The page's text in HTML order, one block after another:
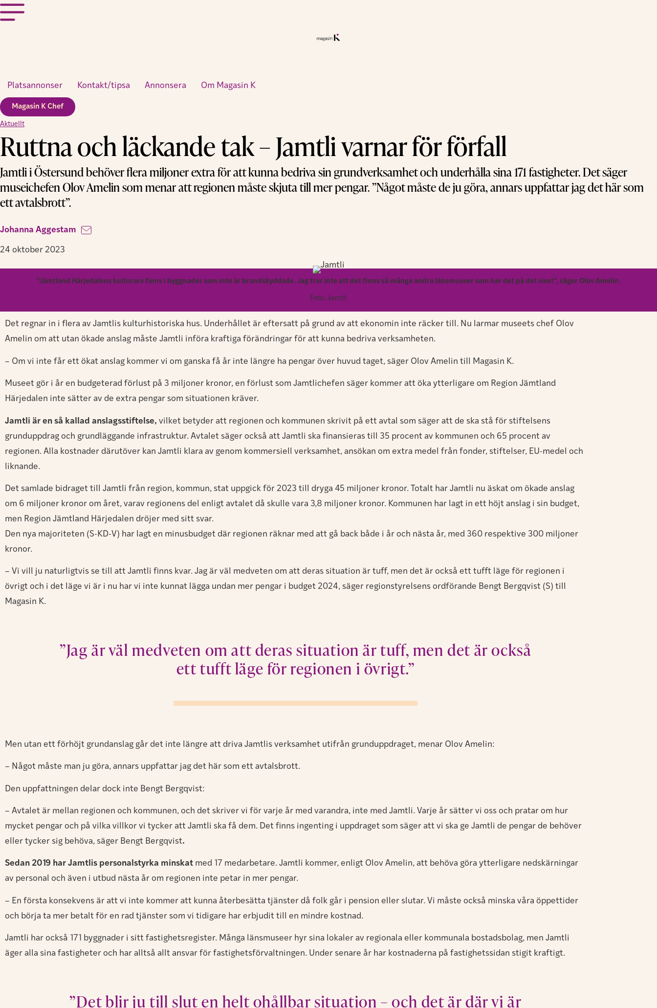
Platsannonser Kontakt/tipsa Annonsera Om Magasin K
Magasin K Chef
Aktuellt
Ruttna och läckande tak – Jamtli varnar för förfall
Jamtli i Östersund behöver flera miljoner extra för att kunna bedriva sin grundverksamhet och underhålla sina 171 fastigheter. Det säger
museichefen Olov Amelin som menar att regionen måste skjuta till mer pengar. ”Något måste de ju göra, annars uppfattar jag det här som
ett avtalsbrott”.
Johanna Aggestam
24 oktober 2023
"Jämtland Härjedalens kulturarv finns i byggnader som inte är brandskyddade. Jag tror inte att det finns så många andra länsmuseer som har det på det viset", säger Olov Amelin.
Foto: Jamtli
Det regnar in i flera av Jamtlis kulturhistoriska hus. Underhållet är eftersatt på grund av att ekonomin inte räcker till. Nu larmar museets chef Olov
Amelin om att utan ökade anslag måste Jamtli införa kraftiga förändringar för att kunna bedriva verksamheten.
– Om vi inte får ett ökat anslag kommer vi om ganska få år inte längre ha pengar över huvud taget, säger Olov Amelin till Magasin K.
Museet gör i år en budgeterad förlust på 3 miljoner kronor, en förlust som Jamtlichefen säger kommer att öka ytterligare om Region Jämtland
Härjedalen inte sätter av de extra pengar som situationen kräver.
Jamtli är en så kallad anslagsstiftelse, vilket betyder att regionen och kommunen skrivit på ett avtal som säger att de ska stå för stiftelsens
grunduppdrag och grundläggande infrastruktur. Avtalet säger också att Jamtli ska finansieras till 35 procent av kommunen och 65 procent av
regionen. Alla kostnader därutöver kan Jamtli klara av genom kommersiell verksamhet, ansökan om extra medel från fonder, stiftelser, EU-medel och
liknande.
Det samlade bidraget till Jamtli från region, kommun, stat uppgick för 2023 till dryga 45 miljoner kronor. Totalt har Jamtli nu äskat om ökade anslag
om 6 miljoner kronor om året, varav regionens del enligt avtalet då skulle vara 3,8 miljoner kronor. Kommunen har lagt in ett höjt anslag i sin budget,
men Region Jämtland Härjedalen dröjer med sitt svar.
Den nya majoriteten (S-KD-V) har lagt en minusbudget där regionen räknar med att gå back både i år och nästa år, med 360 respektive 300 miljoner
kronor.
– Vi vill ju naturligtvis se till att Jamtli finns kvar. Jag är väl medveten om att deras situation är tuff, men det är också ett tufft läge för regionen i
övrigt och i det läge vi är i nu har vi inte kunnat lägga undan mer pengar i budget 2024, säger regionstyrelsens ordförande Bengt Bergqvist (S) till
Magasin K.
”Jag är väl medveten om att deras situation är tuff, men det är också
ett tufft läge för regionen i övrigt.”
Men utan ett förhöjt grundanslag går det inte längre att driva Jamtlis verksamhet utifrån grunduppdraget, menar Olov Amelin:
– Något måste man ju göra, annars uppfattar jag det här som ett avtalsbrott.
Den uppfattningen delar dock inte Bengt Bergqvist:
– Avtalet är mellan regionen och kommunen, och det skriver vi för varje år med varandra, inte med Jamtli. Varje år sätter vi oss och pratar om hur
mycket pengar och på vilka villkor vi tycker att Jamtli ska få dem. Det finns ingenting i uppdraget som säger att vi ska ge Jamtli de pengar de behöver
eller tycker sig behöva, säger Bengt Bergqvist.
Sedan 2019 har Jamtlis personalstyrka minskat med 17 medarbetare. Jamtli kommer, enligt Olov Amelin, att behöva göra ytterligare nedskärningar
av personal och även i utbud nästa år om regionen inte petar in mer pengar.
– En första konsekvens är att vi inte kommer att kunna återbesätta tjänster då folk går i pension eller slutar. Vi måste också minska våra öppettider
och börja ta mer betalt för en rad tjänster som vi tidigare har erbjudit till en mindre kostnad.
Jamtli har också 171 byggnader i sitt fastighetsregister. Många länsmuseer hyr sina lokaler av regionala eller kommunala bostadsbolag, men Jamtli
äger alla sina fastigheter och har alltså allt ansvar för fastighetsförvaltningen. Under senare år har kostnaderna på fastighetssidan stigit kraftigt.
”Det blir ju till slut en helt ohållbar situation – och det är där vi är